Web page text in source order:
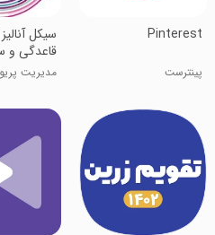
Pinterest
پینترست
سیکل آنالیز
قاعدگی و
مدیریت